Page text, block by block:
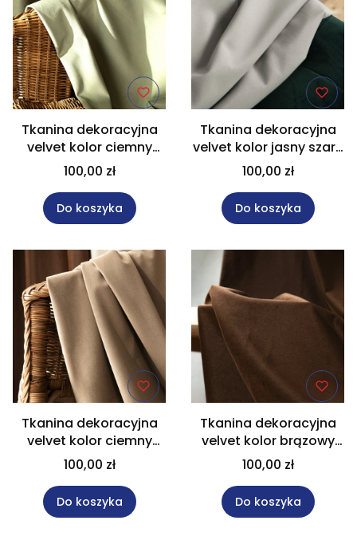
Tkanina dekoracyjna
velvet kolor ciemny
szarozielony wysokość
320 cm MATT VELVET
100,00 zł
Do koszyka
Tkanina dekoracyjna
velvet kolor jasny szary
wysokość 320 cm
MATT VELVET
100,00 zł
Do koszyka
Tkanina dekoracyjna
velvet kolor ciemny
beżowy wysokość 320
cm MATT VELVET
100,00 zł
Do koszyka
Tkanina dekoracyjna
velvet kolor brązowy
wysokość 320 cm
MATT VELVET
100,00 zł
Do koszyka